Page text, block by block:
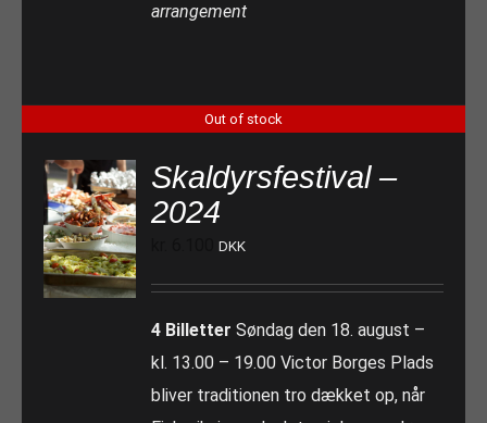
arrangement
Out of stock
Skaldyrsfestival –
2024
DKK
4 Billetter Søndag den 18. august –
kl. 13.00 – 19.00 Victor Borges Plads
bliver traditionen tro dækket op, når